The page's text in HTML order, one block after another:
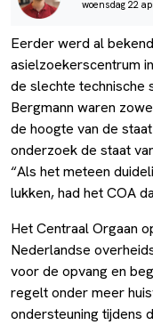
woensdag 22
Eerder werd al
asielzoekerscentrum
de slechte technische
Bergmann waren
de hoogte van de
onderzoek de staat
“Als het meteen
lukken, had het COA
Het Centraal Orgaan
Nederlandse
voor de opvang en
regelt onder meer
ondersteuning tijdens